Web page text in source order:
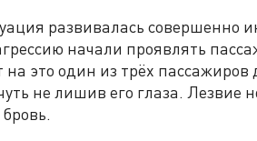
развивалась совершенно
начали проявлять
это один из трёх пассажиров
не лишив его глаза. Лезвие